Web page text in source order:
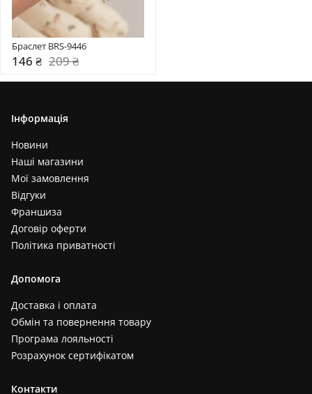
Браслет BRS-9446
146 ₴ 209 ₴
Інформація
Новини
Наші магазини
Мої замовлення
Відгуки
Франшиза
Договір оферти
Політика приватності
Допомога
Доставка і оплата
Обмін та повернення товару
Програма лояльності
Розрахунок сертифікатом
Контакти